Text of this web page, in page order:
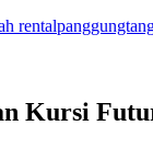
Kursi